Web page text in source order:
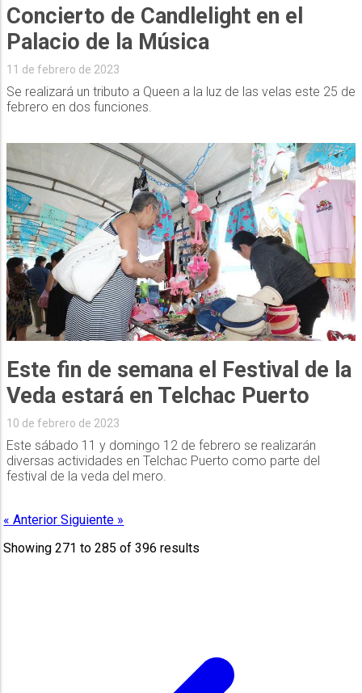
Concierto de Candlelight en el
Palacio de la Música
11 de febrero de 2023
Se realizará un tributo a Queen a la luz de las velas este 25 de
febrero en dos funciones.
Este fin de semana el Festival de la
Veda estará en Telchac Puerto
10 de febrero de 2023
Este sábado 11 y domingo 12 de febrero se realizarán
diversas actividades en Telchac Puerto como parte del
festival de la veda del mero.
« AnteriorSiguiente »
Showing271 to285 of396 results